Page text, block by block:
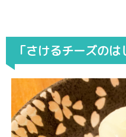
「さけるチーズの